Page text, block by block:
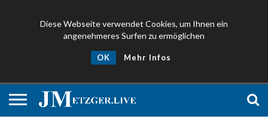
Diese Webseite verwendet Cookies, um Ihnen ein
angenehmeres Surfen zu ermöglichen
OK Mehr Infos